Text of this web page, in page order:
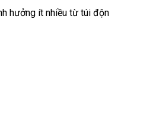
hưởng ít nhiều từ túi độn